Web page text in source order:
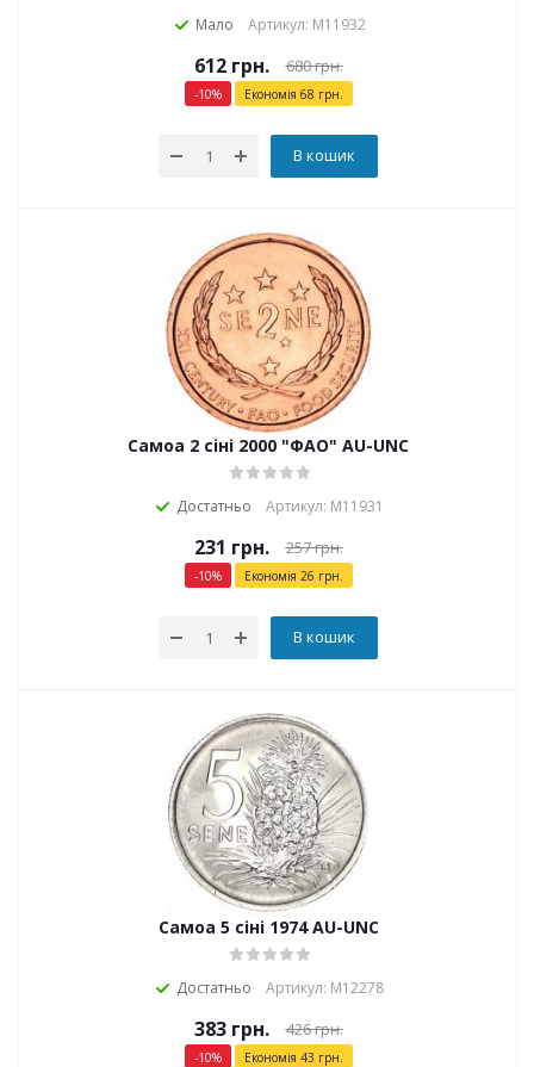
Мало Артикул: М11932
612грн. 680грн.
-10% Економія 68 грн.
В кошик
Самоа 2 сіні 2000 "ФАО" AU-UNC
Достатньо Артикул: М11931
231 грн. 257грн.
-10% Економія 26 грн.
В кошик
Самоа 5 сіні 1974 AU-UNC
Достатньо Артикул: М12278
383грн. 426грн.
-10% Економія 43 грн.